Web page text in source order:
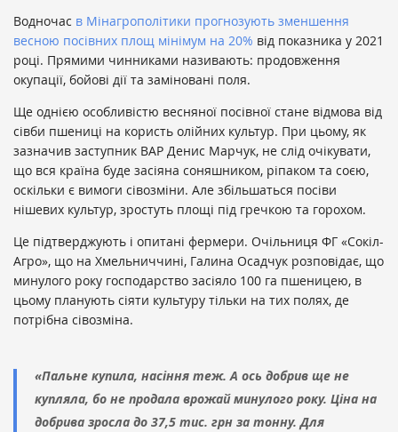
Водночас в Мінагрополітики прогнозують зменшення
весною посівних площ мінімум на 20% від показника у 2021
році. Прямими чинниками називають: продовження
окупації, бойові дії та заміновані поля.
Ще однією особливістю весняної посівної стане відмова від
сівби пшениці на користь олійних культур. При цьому, як
зазначив заступник ВАР Денис Марчук, не слід очікувати,
що вся країна буде засіяна соняшником, ріпаком та соєю,
оскільки є вимоги сівозміни. Але збільшаться посіви
нішевих культур, зростуть площі під гречкою та горохом.
Це підтверджують і опитані фермери. Очільниця ФГ «Сокіл-
Агро», що на Хмельниччині, Галина Осадчук розповідає, що
минулого року господарство засіяло 100 га пшеницею, в
цьому планують сіяти культуру тільки на тих полях, де
потрібна сівозміна.
«Пальне купила, насіння теж. А ось добрив ще не
купляла, бо не продала врожай минулого року. Ціна на
добрива зросла до 37,5 тис. грн за тонну. Для